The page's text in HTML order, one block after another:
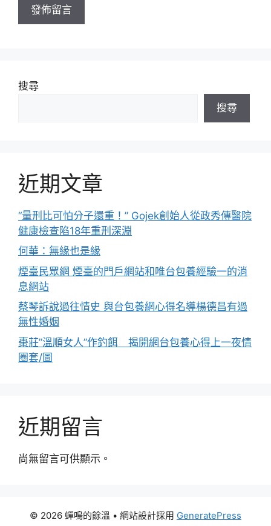
搜尋
搜尋
近期文章
“量刑比可怕分子還重！” Gojek創始人從政秀傳醫院
健康檢查陷18年重刑深淵
何華：無緣也是緣
煙臺民眾網 煙臺的門戶網站和唯台包養經驗一的消
息網站
蔡琴訴說過往情史 與台包養網心得名導楊德昌有過
無性婚姻
棗莊”溫順女人”作釣餌 揭開網台包養心得上一夜情
圈套/圖
近期留言
尚無留言可供顯示。
© 2026 蟬鳴的餘溫 • 網站設計採用 GeneratePress